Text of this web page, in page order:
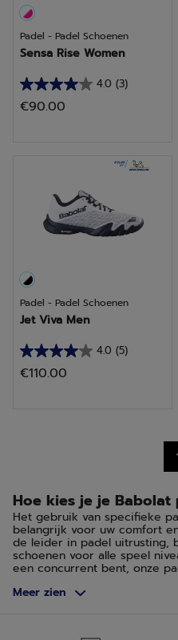
Padel - Padel Schoenen
Sensa Rise Women
4.0 (3)
4.0
van
beoordelingen
€90.00
Padel - Padel Schoenen
Jet Viva Men
4.0 (5)
4.0
van
€110.00
Hoe kies je je Babolat
Het gebruik van specifieke
belangrijk voor uw comfort
de leider in padel uitrusting,
schoenen voor alle speel
een concurrent bent, onze
Ontdek hoe u de ideale
Meer zien